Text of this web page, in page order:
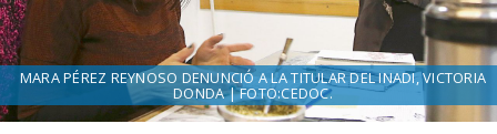
MARA PÉREZ REYNOSO DENUNCIÓ A LA TITULAR DEL INADI, VICTORIA
DONDA | FOTO:CEDOC.